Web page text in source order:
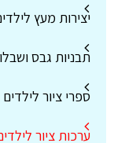
יצירות מעץ
תבניות גבס
ספרי ציור לילדים
ערכות ציור